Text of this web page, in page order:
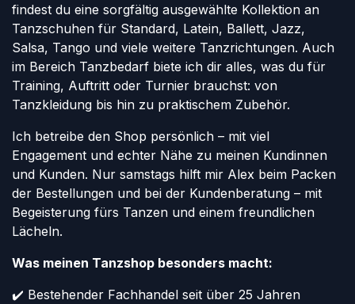
findest du eine sorgfältig ausgewählte Kollektion an
Tanzschuhen für Standard, Latein, Ballett, Jazz,
Salsa, Tango und viele weitere Tanzrichtungen. Auch
im Bereich Tanzbedarf biete ich dir alles, was du für
Training, Auftritt oder Turnier brauchst: von
Tanzkleidung bis hin zu praktischem Zubehör.
Ich betreibe den Shop persönlich – mit viel
Engagement und echter Nähe zu meinen Kundinnen
und Kunden. Nur samstags hilft mir Alex beim Packen
der Bestellungen und bei der Kundenberatung – mit
Begeisterung fürs Tanzen und einem freundlichen
Lächeln.
Was meinen Tanzshop besonders macht:
✔️ Bestehender Fachhandel seit über 25 Jahren